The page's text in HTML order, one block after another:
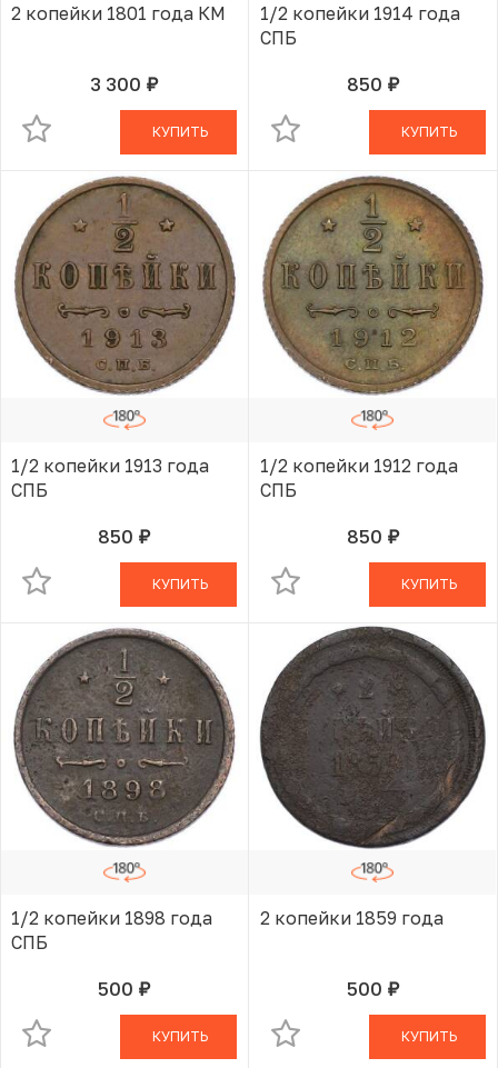
2 копейки 1801 года КМ
3 300 руб.
В КОРЗИНЕ
КУПИТЬ
1/2 копейки 1914 года
СПБ
850 руб.В КОРЗИНЕ
КУПИТЬ
1/2 копейки 1913 года
СПБ
850 руб.В КОРЗИНЕ
КУПИТЬ
1/2 копейки 1912 года
СПБ
850 руб.В КОРЗИНЕ
КУПИТЬ
1/2 копейки 1898 года
СПБ
500 руб.В КОРЗИНЕ
КУПИТЬ
2 копейки 1859 года
500 руб.В КОРЗИНЕ
КУПИТЬ